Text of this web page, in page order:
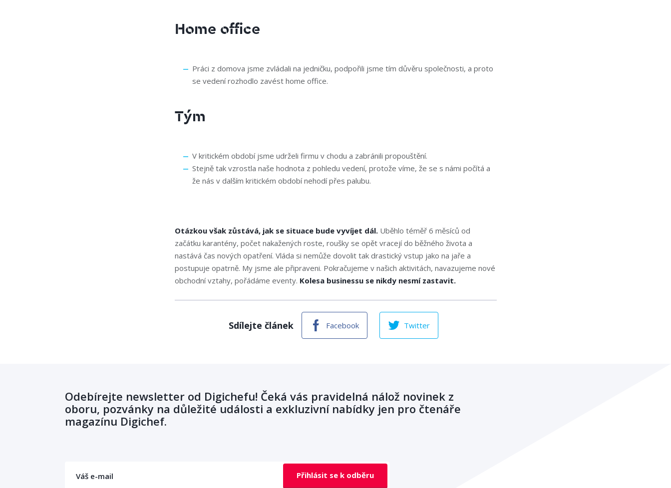
Home office
Práci z domova jsme zvládali na jedničku, podpořili jsme tím důvěru společnosti, a proto
se vedení rozhodlo zavést home office.
Tým
V kritickém období jsme udrželi firmu v chodu a zabránili propouštění.
Stejně tak vzrostla naše hodnota z pohledu vedení, protože víme, že se s námi počítá a
že nás v dalším kritickém období nehodí přes palubu.
Otázkou však zůstává, jak se situace bude vyvíjet dál.Uběhlo téměř 6 měsíců od
začátku karantény, počet nakažených roste, roušky se opět vracejí do běžného života a
nastává čas nových opatření. Vláda si nemůže dovolit tak drastický vstup jako na jaře a
postupuje opatrně. My jsme ale připraveni. Pokračujeme v našich aktivitách, navazujeme nové
obchodní vztahy, pořádáme eventy. Kolesa businessu se nikdy nesmí zastavit.
Sdílejte článek Facebook Twitter
Odebírejte newsletter od Digichefu! Čeká vás pravidelná nálož novinek z
oboru, pozvánky na důležité události a exkluzivní nabídky jen pro čtenáře
magazínu Digichef.
Přihlásit se k odběru